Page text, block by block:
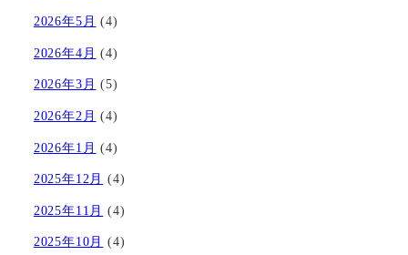
2026年5月 (4)
2026年4月 (4)
2026年3月 (5)
2026年2月 (4)
2026年1月 (4)
2025年12月 (4)
2025年11月 (4)
2025年10月 (4)